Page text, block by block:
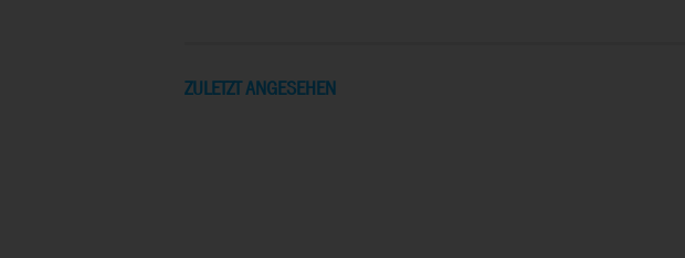
ZULETZT ANGESEHEN